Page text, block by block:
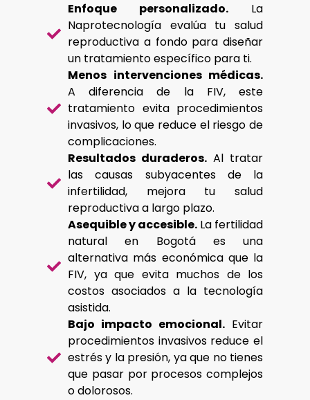
Enfoque personalizado. La
Naprotecnología evalúa tu salud
reproductiva a fondo para diseñar
un tratamiento específico para ti.
Menos intervenciones médicas.
A diferencia de la FIV, este
tratamiento evita procedimientos
invasivos, lo que reduce el riesgo de
complicaciones.
Resultados duraderos. Al tratar
las causas subyacentes de la
infertilidad, mejora tu salud
reproductiva a largo plazo.
Asequible y accesible. La fertilidad
natural en Bogotá es una
alternativa más económica que la
FIV, ya que evita muchos de los
costos asociados a la tecnología
asistida.
Bajo impacto emocional. Evitar
procedimientos invasivos reduce el
estrés y la presión, ya que no tienes
que pasar por procesos complejos
o dolorosos.